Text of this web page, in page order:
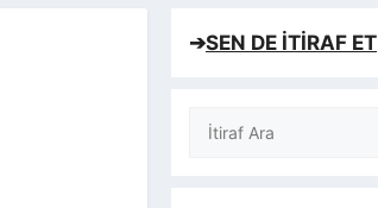
➔SEN DE İTİRAF ET
Ara